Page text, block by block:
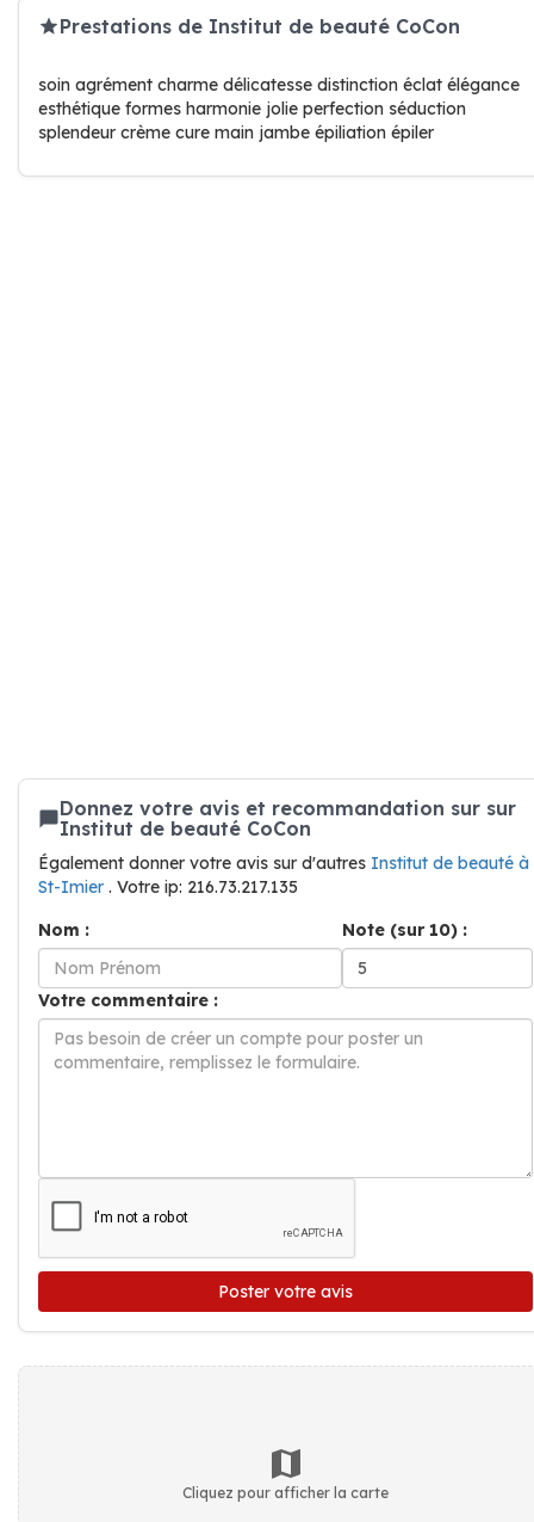
Prestations de Institut de beauté CoCon
soin agrément charme délicatesse distinction éclat élégance
esthétique formes harmonie jolie perfection séduction
splendeur crème cure main jambe épiliation épiler
Donnez votre avis et recommandation sur sur
Institut de beauté CoCon
Également donner votre avis sur d'autres Institut de beauté à
St-Imier . Votre ip: 216.73.217.135
Nom :
Note (sur 10) :
Votre commentaire :
Poster votre avis
Cliquez pour afficher la carte